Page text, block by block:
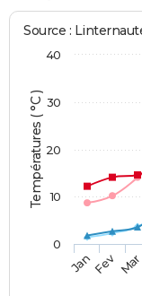
Températures ( °C )
Source :
JanFev Mar
0
10
20
30
40